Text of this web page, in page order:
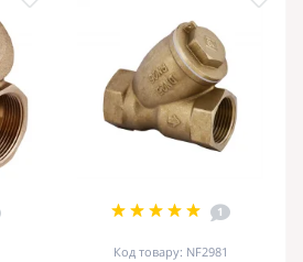
1
Код товару: NF2981